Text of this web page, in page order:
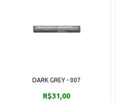
DARK GREY - 007
R$31,00